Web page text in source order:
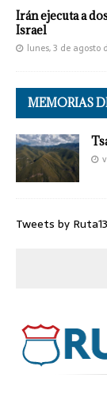
Irán ejecuta a
Israel
lunes, 3 de agosto
MEMORIAS
Tweets by